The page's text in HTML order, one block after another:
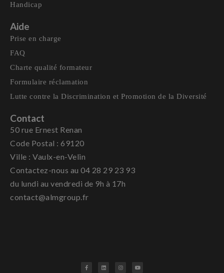
Handicap
Aide
Prise en charge
FAQ
Charte qualité formateur
Formulaire réclamation
Lutte contre la Discrimination et Promotion de la Diversité
Contact
50 rue Ernest Renan
Code Postal : 69120
Ville : Vaulx-en-Velin
Contactez-nous au 04 28 29 23 93
du lundi au vendredi de 9h à 17h
contact@almgroup.fr